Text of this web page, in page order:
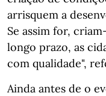
arrisquem a
Se assim for,
longo prazo, as
com qualidade",
Ainda antes de o